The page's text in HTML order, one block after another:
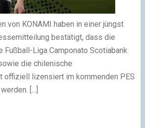
von KONAMI haben in einer jüngst
bestätigt, dass die
Fußball-Liga Camponato Scotiabank
die chilenische
offiziell lizensiert im kommenden PES
[...]